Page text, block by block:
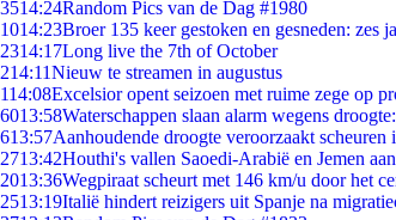
3514:24Random Pics van de Dag #1980
1014:23Broer 135 keer gestoken en gesneden: zes
2314:17Long live the 7th of October
214:11Nieuw te streamen in augustus
114:08Excelsior opent seizoen met ruime zege op
6013:58Waterschappen slaan alarm wegens
613:57Aanhoudende droogte veroorzaakt
2713:42Houthi's vallen Saoedi-Arabië en Jemen
2013:36Wegpiraat scheurt met 146 km/u door het
2513:19Italië hindert reizigers uit Spanje na